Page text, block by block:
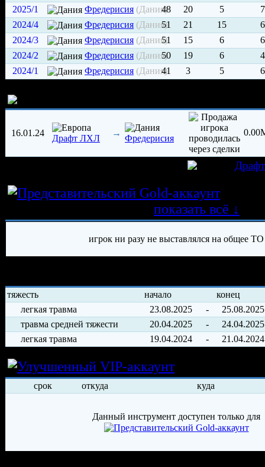
2025/1
Фредерисия (Дания)48 20 5
2024/4
Фредерисия (Дания)
51 21 15
2024/3
Фредерисия (Дания)
51 15 6
2024/2
Фредерисия (Дания)50 19 6
2024/1
Фредерисия (Дания)
41 3 5
16.01.24
Драфт ЛХЛ
→
Фредерисия
показать всё ↓
игрок ни разу не выставлялся на общее ТО
тяжесть начало
конец
легкая травма
23.08.2025 -
25.08.2025
травма средней тяжести
20.04.2025 -
24.04.2025
легкая травма
19.04.2024 - 21.04.2024
Условия
срок откуда куда
Данный инструмент доступен только для